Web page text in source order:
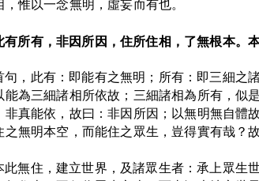
，惟以一念無明，虛妄而有也。
有所有，非因所因，住所住相，了無根本。
句，此有：即能有之無明；所有：即三細之
能為三細諸相所依故；三細諸相為所有，似
非真能依，故曰：非因所因；以無明無自體
之無明本空，而能住之眾生，豈得實有哉？
此無住，建立世界，及諸眾生者：承上眾生